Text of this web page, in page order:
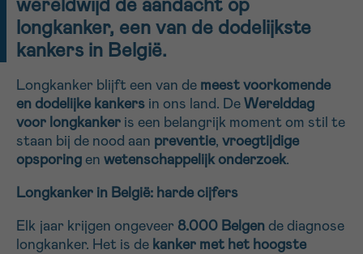
wereldwijd de aandacht op
longkanker, een van de dodelijkste
kankers in België.
Longkanker blijft een van de meest voorkomende
en dodelijke kankers in ons land. De Werelddag
voor longkanker is een belangrijk moment om stil te
staan bij de nood aan preventie, vroegtijdige
opsporing en wetenschappelijk onderzoek.
Longkanker in België: harde cijfers
Elk jaar krijgen ongeveer 8.000 Belgen de diagnose
longkanker. Het is de kanker met het hoogste
VOORNAAM
EMAIL
16h-18h
Verder